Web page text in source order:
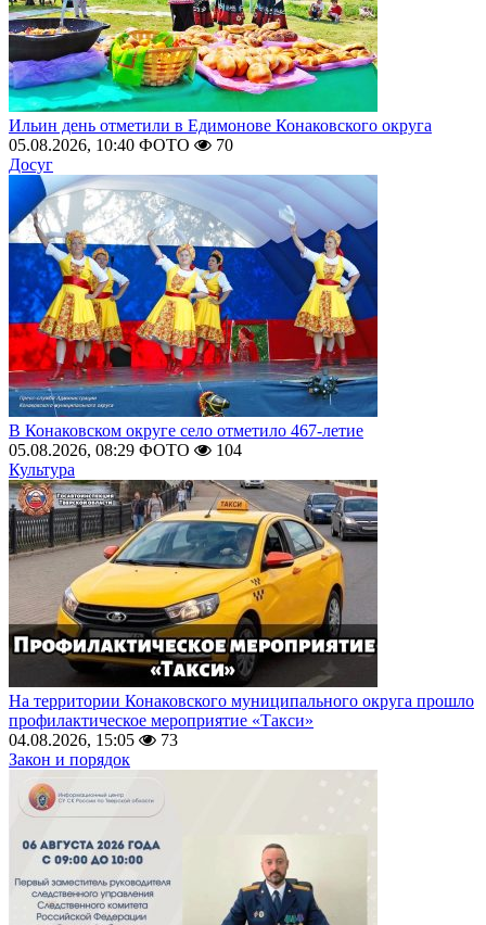
Ильин день отметили в Едимонове Конаковского округа
05.08.2026, 10:40 ФОТО
70
Досуг
В Конаковском округе село отметило 467-летие
05.08.2026, 08:29 ФОТО
104
Культура
На территории Конаковского муниципального округа прошло
профилактическое мероприятие «Такси»
04.08.2026, 15:05
73
Закон и порядок